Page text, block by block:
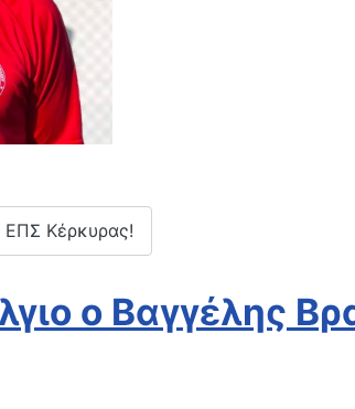
ΕΠΣ Κέρκυρας!
ο Βαγγέλης